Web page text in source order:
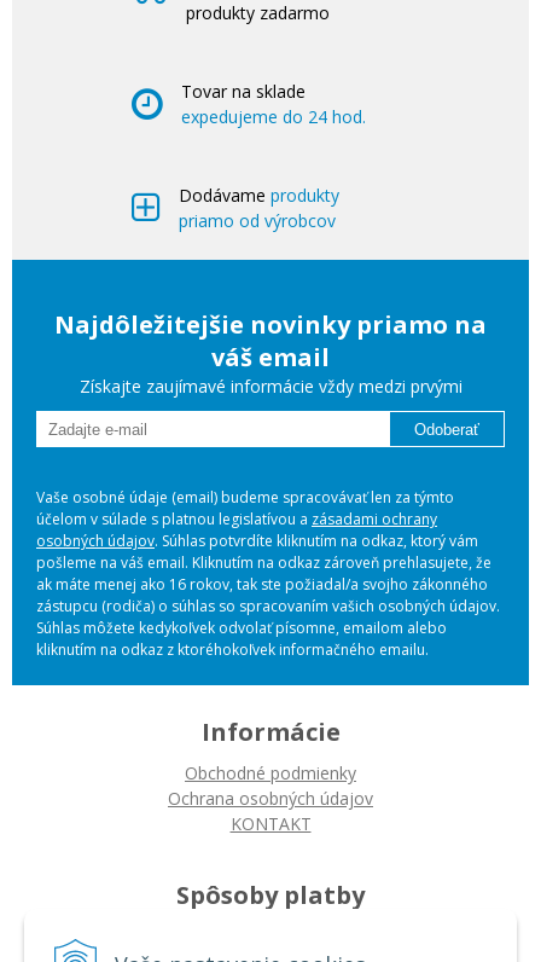
produkty zadarmo
Tovar na sklade
expedujeme do 24 hod.
Dodávame produkty
priamo od výrobcov
Najdôležitejšie novinky priamo na
váš email
Získajte zaujímavé informácie vždy medzi prvými
Odoberať
Vaše osobné údaje (email) budeme spracovávať len za týmto
účelom v súlade s platnou legislatívou a zásadami ochrany
osobných údajov. Súhlas potvrdíte kliknutím na odkaz, ktorý vám
pošleme na váš email. Kliknutím na odkaz zároveň prehlasujete, že
ak máte menej ako 16 rokov, tak ste požiadal/a svojho zákonného
zástupcu (rodiča) o súhlas so spracovaním vašich osobných údajov.
Súhlas môžete kedykoľvek odvolať písomne, emailom alebo
kliknutím na odkaz z ktoréhokoľvek informačného emailu.
Informácie
Obchodné podmienky
Ochrana osobných údajov
KONTAKT
Spôsoby platby